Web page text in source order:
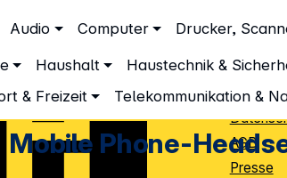
Audio Computer Drucker,
Haushalt Haustechnik &
& Freizeit Telekommunikation &
Headsets
Mobile Phone-
Unsere
Beratung
AGB
Presse